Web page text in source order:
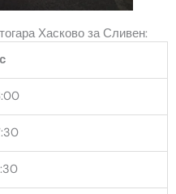
Хасково за Сливен: